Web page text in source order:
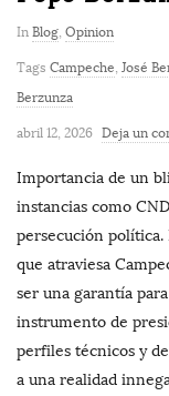
In Blog, Opinion
Tags Campeche, José
Berzunza
abril 12, 2026 Deja un
Importancia de un
instancias como
persecución
que atraviesa
ser una garantía
instrumento de
perfiles técnicos y
a una realidad